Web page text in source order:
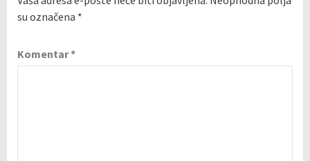
su označena *
Komentar*